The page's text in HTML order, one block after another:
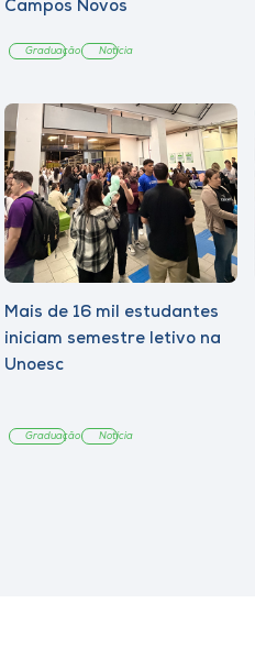
Campos Novos
Graduação Notícia
Mais de 16 mil estudantes
iniciam semestre letivo na
Unoesc
Graduação Notícia